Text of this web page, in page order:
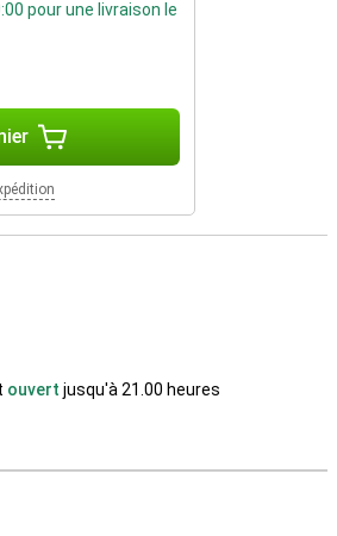
pour une livraison le
ouvert jusqu'à 21.00 heures